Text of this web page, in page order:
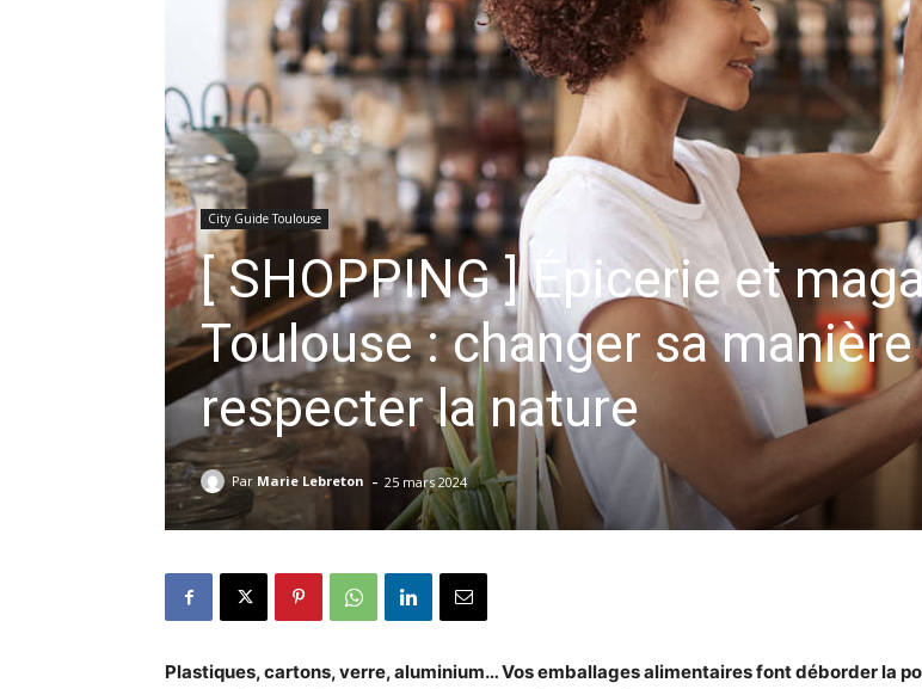
City Guide Toulouse
[ SHOPPING ] Épicerie et
Toulouse : changer sa
respecter la nature
Par Marie Lebreton - 25 mars 2024
Plastiques, cartons, verre, aluminium… Vos emballages alimentaires font déborder la